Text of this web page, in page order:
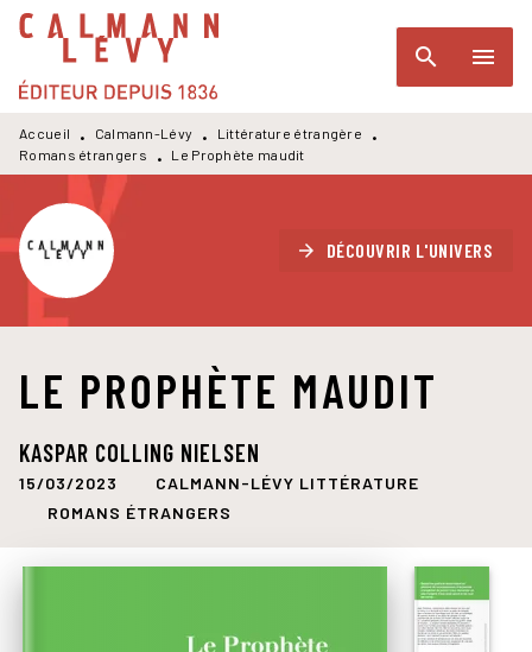
MENU RECHERCHE
PIED DE PAGE
search menu
Accueil • Calmann-Lévy • Littérature étrangère
•
Romans étrangers
• Le Prophète maudit
arrow_forward DÉCOUVRIR L'UNIVERS
LE PROPHÈTE MAUDIT
KASPAR COLLING NIELSEN
15/03/2023
CALMANN-LÉVY LITTÉRATURE
ROMANS ÉTRANGERS